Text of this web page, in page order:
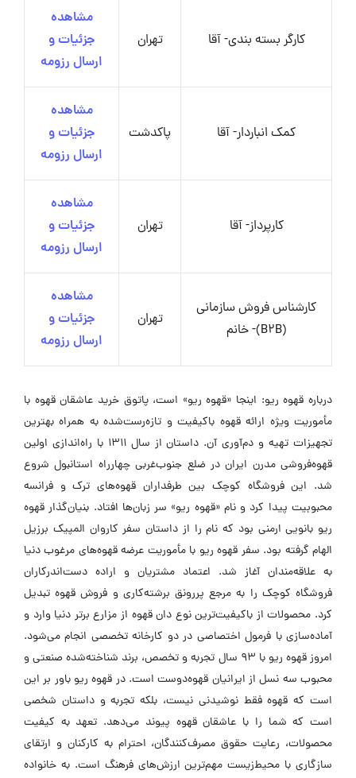
کارگر بسته بندی- آقا تهران
مشاهده
جزئیات و
ارسال رزومه
کمک انباردار- آقا پاکدشت
مشاهده
جزئیات و
ارسال رزومه
کارپرداز- آقا تهران
مشاهده
جزئیات و
ارسال رزومه
کارشناس فروش سازمانی
(B2B)- خانم
تهران
مشاهده
جزئیات و
ارسال رزومه
درباره قهوه ریو: اینجا «قهوه ریو» است، پاتوق خرید عاشقان قهوه با
مأموریت ویژه ارائه قهوه باکیفیت و تازه‌رست‌شده به همراه بهترین
تجهیزات تهیه و دم‌آوری آن. داستان از سال ۱۳۱۱ با راه‌اندازی اولین
قهوه‌فروشی مدرن ایران در ضلع جنوب‌غربی چهارراه استانبول شروع
شد. این فروشگاه کوچک بین طرفداران قهوه‌های ترک و فرانسه
محبوبیت پیدا کرد و نام «قهوه ریو» سر زبان‌ها افتاد. بنیان‌گذار قهوه
ریو بانویی ارمنی بود که نام را از داستان سفر کاروان المپیک برزیل
الهام گرفته بود. سفر قهوه ریو با مأموریت عرضه قهوه‌های مرغوب دنیا
به علاقه‌مندان آغاز شد. اعتماد مشتریان و اراده دست‌اندرکاران
فروشگاه کوچک را به مرجع پررونق برشته‌کاری و فروش قهوه تبدیل
کرد. محصولات از باکیفیت‌ترین نوع دان قهوه از مزارع برتر دنیا وارد و
آماده‌سازی با فرمول اختصاصی در دو کارخانه تخصصی انجام می‌شود.
امروز قهوه ریو با ۹۳ سال تجربه و تخصص، برند شناخته‌شده صنعتی و
محبوب سه نسل از ایرانیان قهوه‌دوست است. در قهوه ریو باور بر این
است که قهوه فقط نوشیدنی نیست، بلکه تجربه و داستان شخصی
است که شما را با عاشقان قهوه پیوند می‌دهد. تعهد به کیفیت
محصولات، رعایت حقوق مصرف‌کنندگان، احترام به کارکنان و ارتقای
سازگاری با محیط‌زیست مهم‌ترین ارزش‌های فرهنگ است. به خانواده